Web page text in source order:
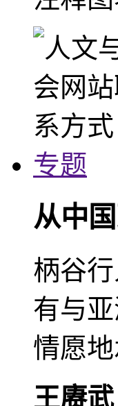
专题
从中
柄谷
有与
情愿
王赓武